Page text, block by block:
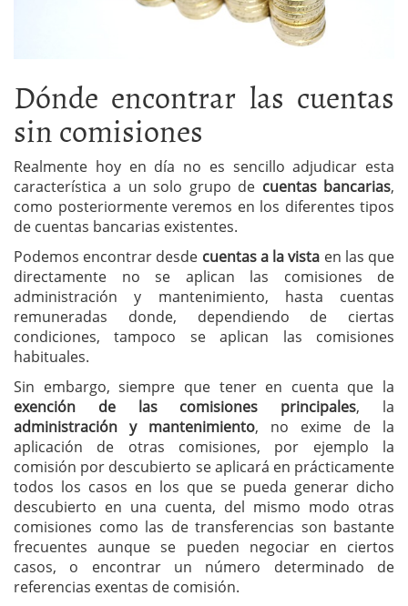
Dónde encontrar las cuentas
sin comisiones
Realmente hoy en día no es sencillo adjudicar esta
característica a un solo grupo de cuentas bancarias,
como posteriormente veremos en los diferentes tipos
de cuentas bancarias existentes.
Podemos encontrar desde cuentas a la vista en las que
directamente no se aplican las comisiones de
administración y mantenimiento, hasta cuentas
remuneradas donde, dependiendo de ciertas
condiciones, tampoco se aplican las comisiones
habituales.
Sin embargo, siempre que tener en cuenta que la
exención de las comisiones principales, la
administración y mantenimiento, no exime de la
aplicación de otras comisiones, por ejemplo la
comisión por descubierto se aplicará en prácticamente
todos los casos en los que se pueda generar dicho
descubierto en una cuenta, del mismo modo otras
comisiones como las de transferencias son bastante
frecuentes aunque se pueden negociar en ciertos
casos, o encontrar un número determinado de
referencias exentas de comisión.